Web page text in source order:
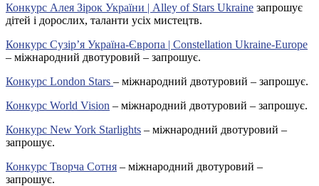
Конкурс Алея Зірок України | Alley of Stars Ukraine запрошує
дітей і дорослих, таланти усіх мистецтв.
Конкурс Сузір’я Україна-Європа | Constellation Ukraine-Europe
– міжнародний двотуровий – запрошує.
Конкурс London Stars – міжнародний двотуровий – запрошує.
Конкурс World Vision – міжнародний двотуровий – запрошує.
Конкурс New York Starlights – міжнародний двотуровий –
запрошує.
Конкурс Творча Сотня – міжнародний двотуровий –
запрошує.